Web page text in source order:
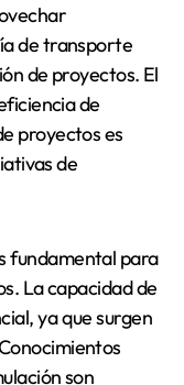
de transporte
de proyectos. El
de
proyectos es
de
fundamental para
La capacidad de
ya que surgen
son